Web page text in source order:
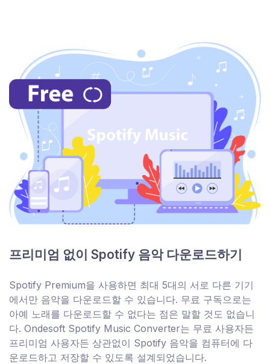
프리미엄 없이 Spotify 음악 다운로드하기
Spotify Premium을 사용하면 최대 5대의 서로 다른 기기
에서만 음악을 다운로드할 수 있습니다. 무료 구독으로는
아예 노래를 다운로드할 수 없다는 점은 말할 것도 없습니
다. Ondesoft Spotify Music Converter는 무료 사용자든
프리미엄 사용자든 상관없이 Spotify 음악을 컴퓨터에 다
운로드하고 저장할 수 있도록 설계되었습니다.